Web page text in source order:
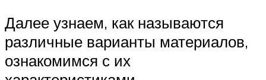
Далее узнаем, как называются
различные варианты материалов,
ознакомимся с их